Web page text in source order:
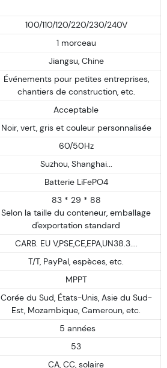
100/110/120/220/230/240V
1 morceau
Jiangsu, Chine
Événements pour petites entreprises,
chantiers de construction, etc.
Acceptable
Noir, vert, gris et couleur personnalisée
60/50Hz
Suzhou, Shanghai...
Batterie LiFePO4
83 * 29 * 88
Selon la taille du conteneur, emballage
d'exportation standard
CARB. EU V,PSE,CE,EPA,UN38.3....
T/T, PayPal, espèces, etc.
MPPT
Corée du Sud, États-Unis, Asie du Sud-
Est, Mozambique, Cameroun, etc.
5 années
53
CA, CC, solaire